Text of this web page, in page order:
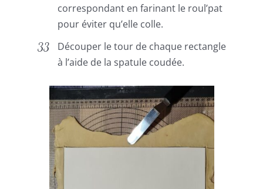
correspondant en farinant le roul’pat
pour éviter qu’elle colle.
Découper le tour de chaque rectangle
à l’aide de la spatule coudée.